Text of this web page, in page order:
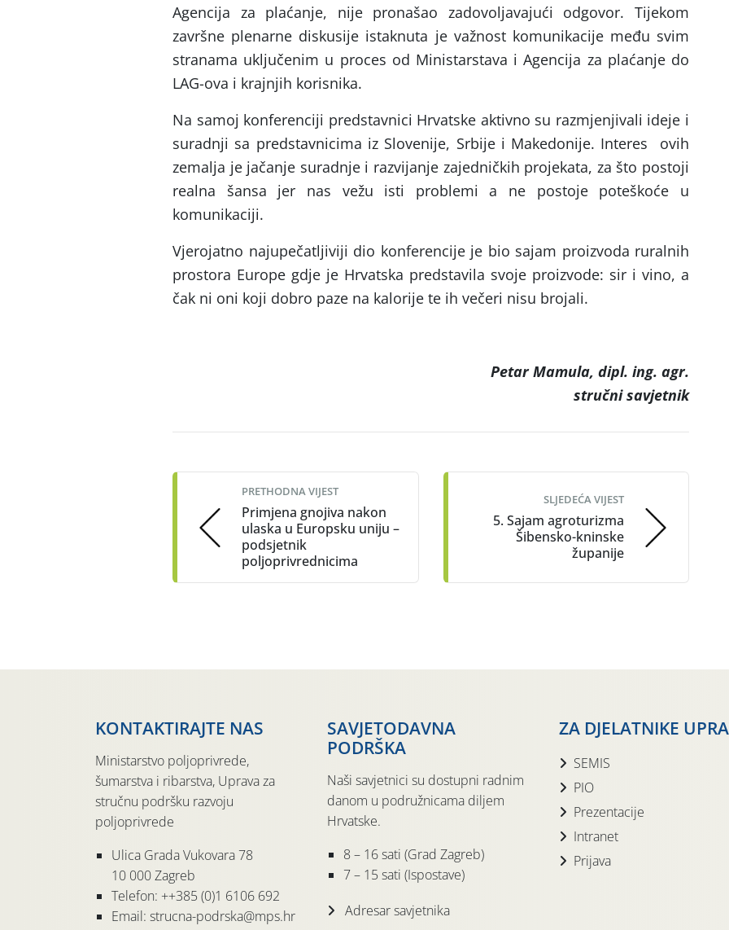
Agencija za plaćanje, nije pronašao zadovoljavajući odgovor. Tijekom
završne plenarne diskusije istaknuta je važnost komunikacije među svim
stranama uključenim u proces od Ministarstava i Agencija za plaćanje do
LAG-ova i krajnjih korisnika.
Na samoj konferenciji predstavnici Hrvatske aktivno su razmjenjivali ideje i
suradnji sa predstavnicima iz Slovenije, Srbije i Makedonije. Interes ovih
zemalja je jačanje suradnje i razvijanje zajedničkih projekata, za što postoji
realna šansa jer nas vežu isti problemi a ne postoje poteškoće u
komunikaciji.
Vjerojatno najupečatljiviji dio konferencije je bio sajam proizvoda ruralnih
prostora Europe gdje je Hrvatska predstavila svoje proizvode: sir i vino, a
čak ni oni koji dobro paze na kalorije te ih večeri nisu brojali.
Petar Mamula, dipl. ing. agr.
stručni savjetnik
navigation
PRETHODNA VIJEST
Primjena gnojiva nakon
ulaska u Europsku uniju –
podsjetnik
poljoprivrednicima
SLJEDEĆA VIJEST
5. Sajam agroturizma
Šibensko-kninske
županije
KONTAKTIRAJTE NAS
Ministarstvo poljoprivrede,
šumarstva i ribarstva, Uprava za
stručnu podršku razvoju
poljoprivrede
Ulica Grada Vukovara 78
10 000 Zagreb
Telefon: ++385 (0)1 6106 692
Email: strucna-podrska@mps.hr
SAVJETODAVNA
PODRŠKA
Naši savjetnici su dostupni radnim
danom u podružnicama diljem
Hrvatske.
8 – 16 sati (Grad Zagreb)
7 – 15 sati (Ispostave)
Adresar savjetnika
ZA DJELATNIKE
SEMIS
PIO
Prezentacije
Intranet
Prijava